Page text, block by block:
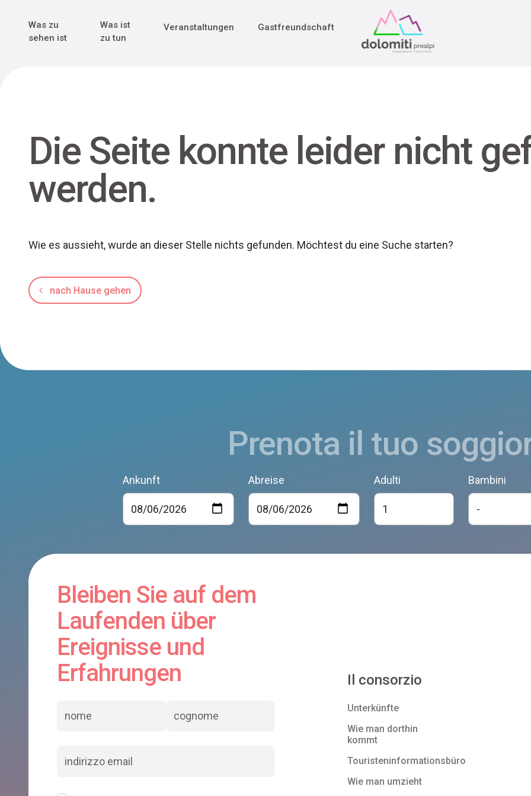
Main Navigation
Was zu
sehen ist
Was ist
zu tun
Veranstaltungen Gastfreundschaft
Die Seite konnte leider nicht
werden.
Wie es aussieht, wurde an dieser Stelle nichts gefunden. Möchtest du eine Suche starten?
nach Hause gehen
Prenota il tuo
Ankunft Abreise Adulti Bambini
Bleiben Sie auf dem
Laufenden über
Ereignisse und
Erfahrungen
Il consorzio
Unterkünfte
Wie man dorthin
kommt
Touristeninformationsbüro
Wie man umzieht